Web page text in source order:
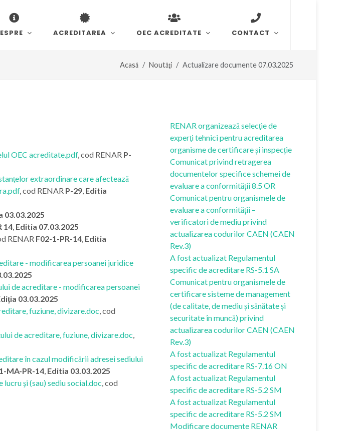
ACREDITAREA OEC ACREDITATE CONTACT
Acasă Noutăţi Actualizare documente 07.03.2025
OEC acreditate.pdf, cod RENAR P-
extraordinare care afectează
, cod RENAR P-29, Editia
03.03.2025
14, Editia 07.03.2025
RENAR F02-1-PR-14, Editia
- modificarea persoanei juridice
de acreditare - modificarea persoanei
03.03.2025
fuziune, divizare.doc, cod
de acreditare, fuziune, divizare.doc,
în cazul modificării adresei sediului
MA-PR-14, Editia 03.03.2025
şi (sau) sediu social.doc, cod
RENAR organizează selecţie de
experţi tehnici pentru acreditarea
organisme de certificare și inspecție
Comunicat privind retragerea
documentelor specifice schemei de
evaluare a conformității 8.5 OR
Comunicat pentru organismele de
evaluare a conformității –
verificatori de mediu privind
actualizarea codurilor CAEN (CAEN
Rev.3)
A fost actualizat Regulamentul
specific de acreditare RS-5.1 SA
Comunicat pentru organismele de
certificare sisteme de management
(de calitate, de mediu și sănătate și
securitate în muncă) privind
actualizarea codurilor CAEN (CAEN
Rev.3)
A fost actualizat Regulamentul
specific de acreditare RS-7.16 ON
A fost actualizat Regulamentul
specific de acreditare RS-5.2 SM
A fost actualizat Regulamentul
specific de acreditare RS-5.2 SM
Modificare documente RENAR